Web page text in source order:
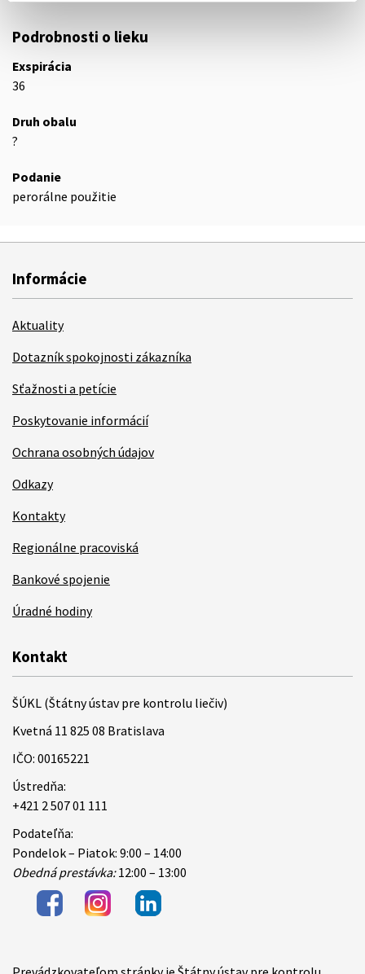
Podrobnosti o lieku
Exspirácia
36
Druh obalu
?
Podanie
perorálne použitie
Informácie
Aktuality
Dotazník spokojnosti zákazníka
Sťažnosti a petície
Poskytovanie informácií
Ochrana osobných údajov
Odkazy
Kontakty
Regionálne pracoviská
Bankové spojenie
Úradné hodiny
Kontakt
ŠÚKL (Štátny ústav pre kontrolu liečiv)
Kvetná 11 825 08 Bratislava
IČO: 00165221
Ústredňa:
+421 2 507 01 111
Podateľňa:
Pondelok – Piatok: 9:00 – 14:00
Obedná prestávka:12:00 – 13:00